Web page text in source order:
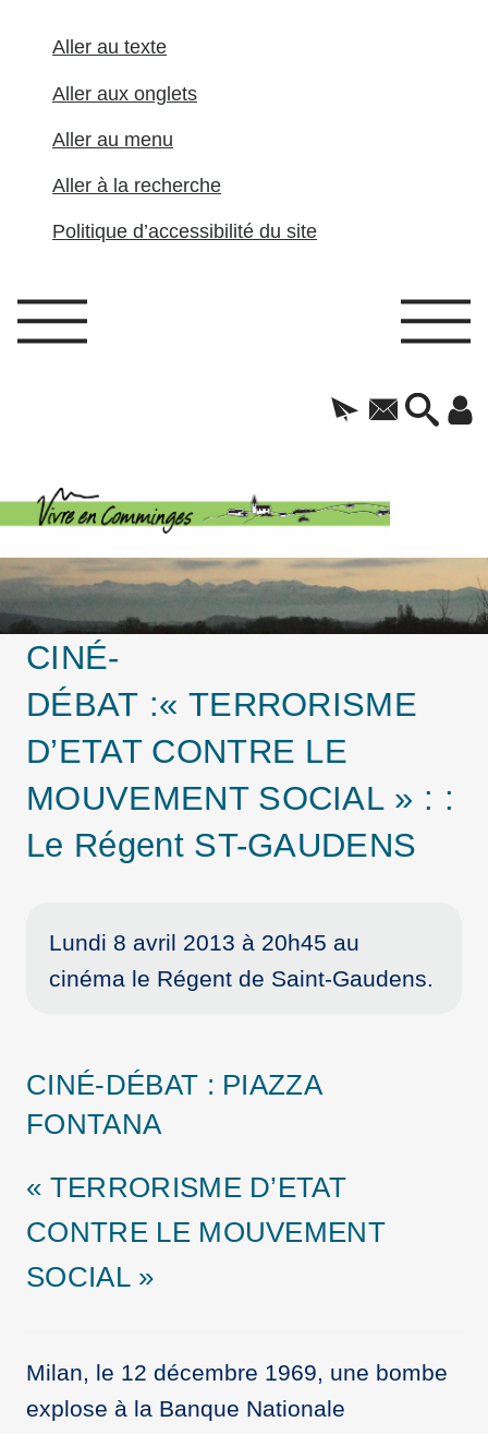
Aller au texte
Aller aux onglets
Aller au menu
Aller à la recherche
Politique d’accessibilité du site
CINÉ-
DÉBAT :« TERRORISME
D’ETAT CONTRE LE
MOUVEMENT SOCIAL » : :
Le Régent ST-GAUDENS
Lundi 8 avril 2013 à 20h45 au
cinéma le Régent de Saint-Gaudens.
CINÉ-DÉBAT : PIAZZA
FONTANA
« TERRORISME D’ETAT
CONTRE LE MOUVEMENT
SOCIAL »
Milan, le 12 décembre 1969, une bombe
explose à la Banque Nationale